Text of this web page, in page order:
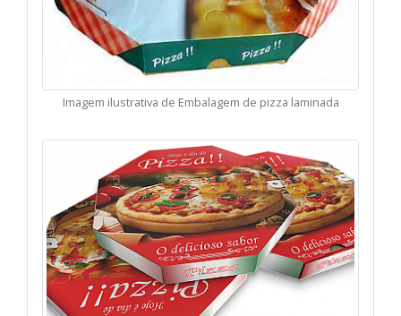
Imagem ilustrativa de Embalagem de pizza laminada